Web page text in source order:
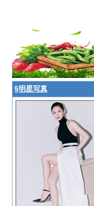
§明星写真